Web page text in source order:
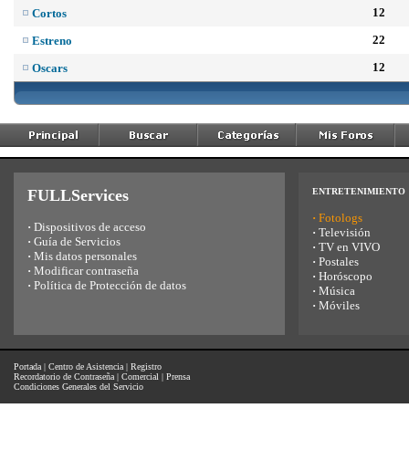
Cortos 12
Estreno 22
Oscars 12
FULLServices
· Dispositivos de acceso
· Guía de Servicios
· Mis datos personales
· Modificar contraseña
· Política de Protección de datos
ENTRETENIMIENTO
· Fotologs
· Televisión
· TV en VIVO
· Postales
· Horóscopo
· Música
· Móviles
Portada | Centro de Asistencia | Registro
Recordatorio de Contraseña | Comercial | Prensa
Condiciones Generales del Servicio